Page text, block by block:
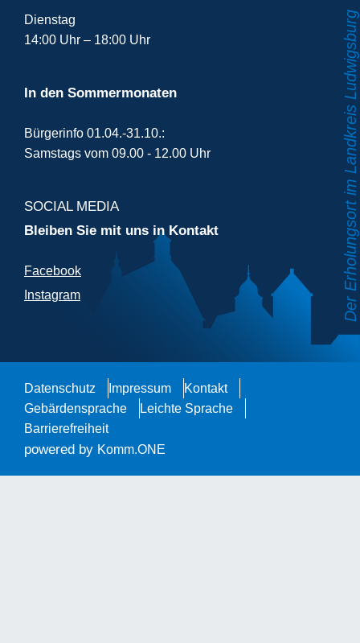
Dienstag
14:00 Uhr – 18:00 Uhr
In den Sommermonaten
Bürgerinfo 01.04.-31.10.:
Samstags vom 09.00 - 12.00 Uhr
SOCIAL MEDIA
Bleiben Sie mit uns in Kontakt
Facebook
Instagram
Datenschutz Impressum
Kontakt
Gebärdensprache
Leichte Sprache
Barrierefreiheit
powered by Komm.ONE